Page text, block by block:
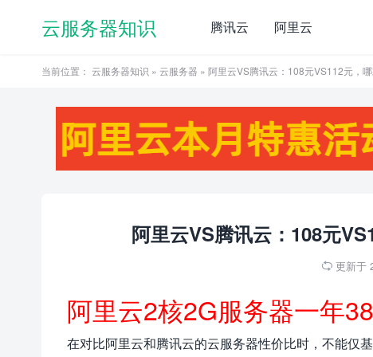
云服务器知识 腾讯云 阿里云
当前位置： 云服务器知识 » 云服务器 » 阿里云VS腾讯云：108元VS112元，
阿里云VS腾讯云：108元
 更新于
阿里云2核2G服务器一年
在对比阿里云和腾讯云的云服务器性价比时，不能仅